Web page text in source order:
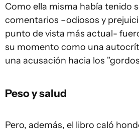
Como ella misma había tenido
comentarios –odiosos y
punto de vista más actual-
su momento como una
una acusación hacia los
Peso y salud
Pero, además, el libro caló